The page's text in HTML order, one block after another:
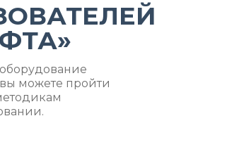
можете пройти